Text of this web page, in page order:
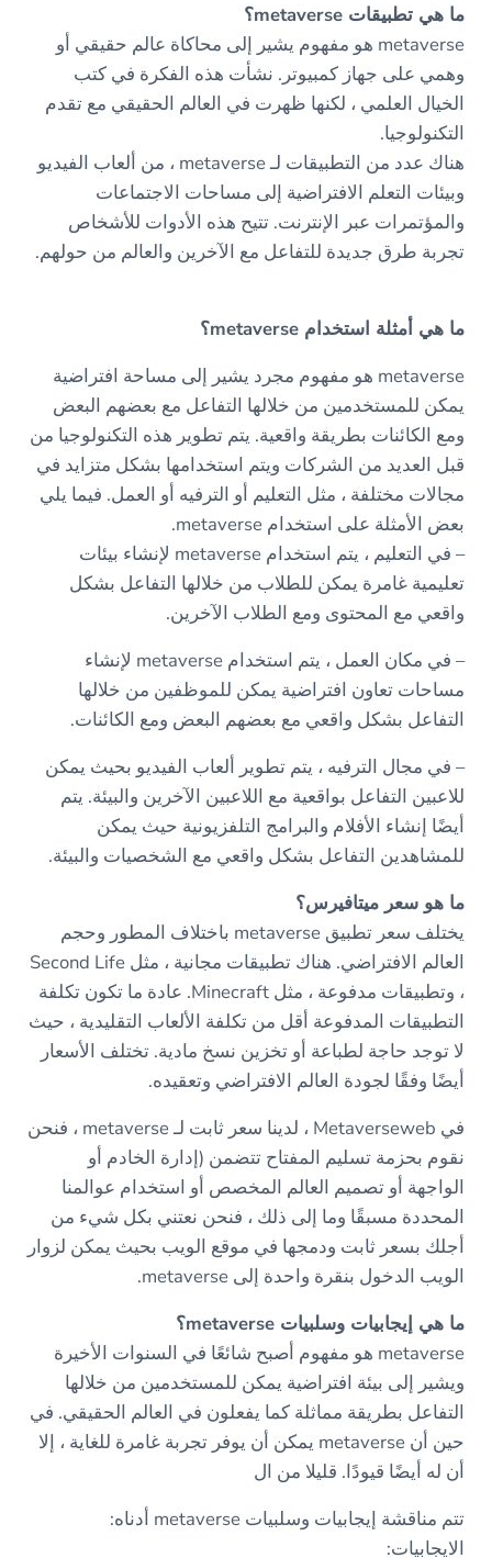
ما هي تطبيقات metaverse؟
metaverse هو مفهوم يشير إلى محاكاة عالم حقيقي أو
وهمي على جهاز كمبيوتر. نشأت هذه الفكرة في كتب
الخيال العلمي ، لكنها ظهرت في العالم الحقيقي مع تقدم
التكنولوجيا.
هناك عدد من التطبيقات لـ metaverse ، من ألعاب الفيديو
وبيئات التعلم الافتراضية إلى مساحات الاجتماعات
والمؤتمرات عبر الإنترنت. تتيح هذه الأدوات للأشخاص
تجربة طرق جديدة للتفاعل مع الآخرين والعالم من حولهم.
ما هي أمثلة استخدام metaverse؟
metaverse هو مفهوم مجرد يشير إلى مساحة افتراضية
يمكن للمستخدمين من خلالها التفاعل مع بعضهم البعض
ومع الكائنات بطريقة واقعية. يتم تطوير هذه التكنولوجيا من
قبل العديد من الشركات ويتم استخدامها بشكل متزايد في
مجالات مختلفة ، مثل التعليم أو الترفيه أو العمل. فيما يلي
بعض الأمثلة على استخدام metaverse.
– في التعليم ، يتم استخدام metaverse لإنشاء بيئات
تعليمية غامرة يمكن للطلاب من خلالها التفاعل بشكل
واقعي مع المحتوى ومع الطلاب الآخرين.
– في مكان العمل ، يتم استخدام metaverse لإنشاء
مساحات تعاون افتراضية يمكن للموظفين من خلالها
التفاعل بشكل واقعي مع بعضهم البعض ومع الكائنات.
– في مجال الترفيه ، يتم تطوير ألعاب الفيديو بحيث يمكن
للاعبين التفاعل بواقعية مع اللاعبين الآخرين والبيئة. يتم
أيضًا إنشاء الأفلام والبرامج التلفزيونية حيث يمكن
للمشاهدين التفاعل بشكل واقعي مع الشخصيات والبيئة.
ما هو سعر ميتافيرس؟
يختلف سعر تطبيق metaverse باختلاف المطور وحجم
العالم الافتراضي. هناك تطبيقات مجانية ، مثل Second Life
، وتطبيقات مدفوعة ، مثل Minecraft. عادة ما تكون تكلفة
التطبيقات المدفوعة أقل من تكلفة الألعاب التقليدية ، حيث
لا توجد حاجة لطباعة أو تخزين نسخ مادية. تختلف الأسعار
أيضًا وفقًا لجودة العالم الافتراضي وتعقيده.
في Metaverseweb ، لدينا سعر ثابت لـ metaverse ، فنحن
نقوم بحزمة تسليم المفتاح تتضمن (إدارة الخادم أو
الواجهة أو تصميم العالم المخصص أو استخدام عوالمنا
المحددة مسبقًا وما إلى ذلك ، فنحن نعتني بكل شيء من
أجلك بسعر ثابت ودمجها في موقع الويب بحيث يمكن لزوار
الويب الدخول بنقرة واحدة إلى metaverse.
ما هي إيجابيات وسلبيات metaverse؟
metaverse هو مفهوم أصبح شائعًا في السنوات الأخيرة
ويشير إلى بيئة افتراضية يمكن للمستخدمين من خلالها
التفاعل بطريقة مماثلة كما يفعلون في العالم الحقيقي. في
حين أن metaverse يمكن أن يوفر تجربة غامرة للغاية ، إلا
أن له أيضًا قيودًا. قليلا من ال
تتم مناقشة إيجابيات وسلبيات metaverse أدناه:
الايجابيات: